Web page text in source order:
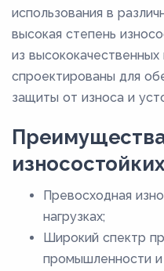
использования в
высокая степень
из
спроектированы для
защиты от износа и
Превосходная
нагрузках;
Широкий спектр
промышленности и